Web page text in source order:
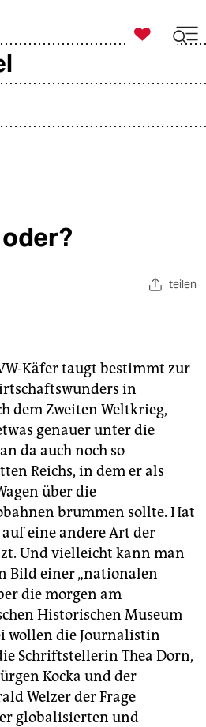

taz zahl ich
teilen
Käfer taugt bestimmt zur
in
dem Zweiten Weltkrieg,
genauer unter die
da auch noch so
Reichs, in dem er als
über die
brummen sollte. Hat
eine andere Art der
Und vielleicht kann man
Bild einer „nationalen
die morgen am
Historischen Museum
wollen die Journalistin
Schriftstellerin Thea Dorn,
Kocka und der
Welzer der Frage
globalisierten und